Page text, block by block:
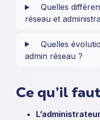
Quelles
réseau et
Quelles
admin réseau ?
Ce qu’il